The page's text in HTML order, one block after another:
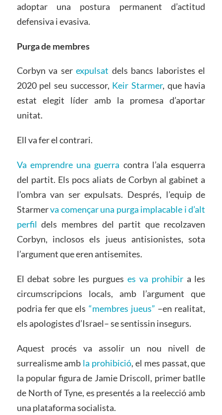
adoptar una postura permanent d’actitud
defensiva i evasiva.
Purga de membres
Corbyn va serexpulsat dels bancs laboristes el
2020 pel seu successor, Keir Starmer, que havia
estat elegit líder amb la promesa d’aportar
unitat.
Ell va fer el contrari.
Va emprendre una guerra contra l’ala esquerra
del partit. Els pocs aliats de Corbyn al gabinet a
l’ombra van ser expulsats. Després, l’equip de
Starmerva començar una purga implacable i d’alt
perfil dels membres del partit que recolzaven
Corbyn, inclosos els jueus antisionistes, sota
l’argument que eren antisemites.
El debat sobre les purgues es va prohibira les
circumscripcions locals, amb l’argument que
podria fer que els “membres jueus” –en realitat,
els apologistes d’Israel– se sentissin insegurs.
Aquest procés va assolir un nou nivell de
surrealisme amb la prohibició, el mes passat, que
la popular figura de Jamie Driscoll, primer batlle
de North of Tyne, es presentés a la reelecció amb
una plataforma socialista.